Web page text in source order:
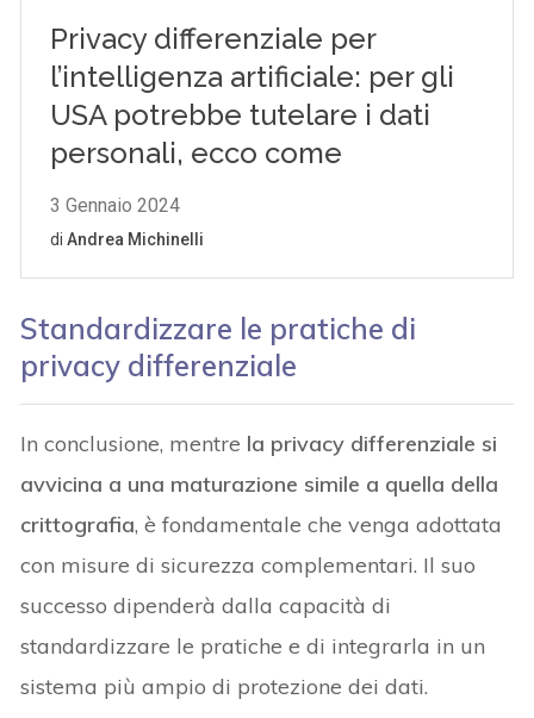
Standardizzare le pratiche di
privacy differenziale
In conclusione, mentre la privacy differenziale si
avvicina a una maturazione simile a quella della
crittografia, è fondamentale che venga adottata
con misure di sicurezza complementari. Il suo
successo dipenderà dalla capacità di
standardizzare le pratiche e di integrarla in un
sistema più ampio di protezione dei dati.